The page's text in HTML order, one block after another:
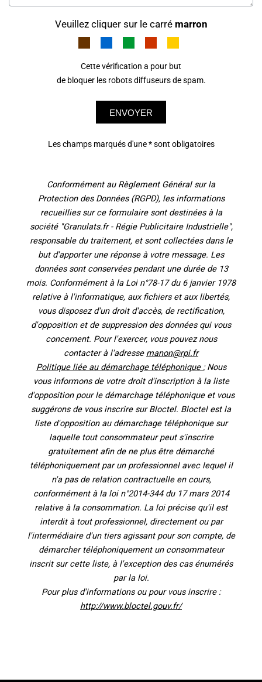
Veuillez cliquer sur le carré marron
Cette vérification a pour but
de bloquer les robots diffuseurs de spam.
ENVOYER
Les champs marqués d'une * sont obligatoires
Conformément au Règlement Général sur la
Protection des Données (RGPD), les informations
recueillies sur ce formulaire sont destinées à la
société "Granulats.fr - Régie Publicitaire Industrielle",
responsable du traitement, et sont collectées dans le
but d'apporter une réponse à votre message. Les
données sont conservées pendant une durée de 13
mois. Conformément à la Loi n°78-17 du 6 janvier 1978
relative à l'informatique, aux fichiers et aux libertés,
vous disposez d'un droit d'accès, de rectification,
d'opposition et de suppression des données qui vous
concernent. Pour l'exercer, vous pouvez nous
contacter à l'adresse manon@rpi.fr
Politique liée au démarchage téléphonique :Nous
vous informons de votre droit d'inscription à la liste
d'opposition pour le démarchage téléphonique et vous
suggérons de vous inscrire sur Bloctel. Bloctel est la
liste d'opposition au démarchage téléphonique sur
laquelle tout consommateur peut s'inscrire
gratuitement afin de ne plus être démarché
téléphoniquement par un professionnel avec lequel il
n'a pas de relation contractuelle en cours,
conformément à la loi n°2014-344 du 17 mars 2014
relative à la consommation. La loi précise qu'il est
interdit à tout professionnel, directement ou par
l'intermédiaire d'un tiers agissant pour son compte, de
démarcher téléphoniquement un consommateur
inscrit sur cette liste, à l'exception des cas énumérés
par la loi.
Pour plus d'informations ou pour vous inscrire :
http://www.bloctel.gouv.fr/